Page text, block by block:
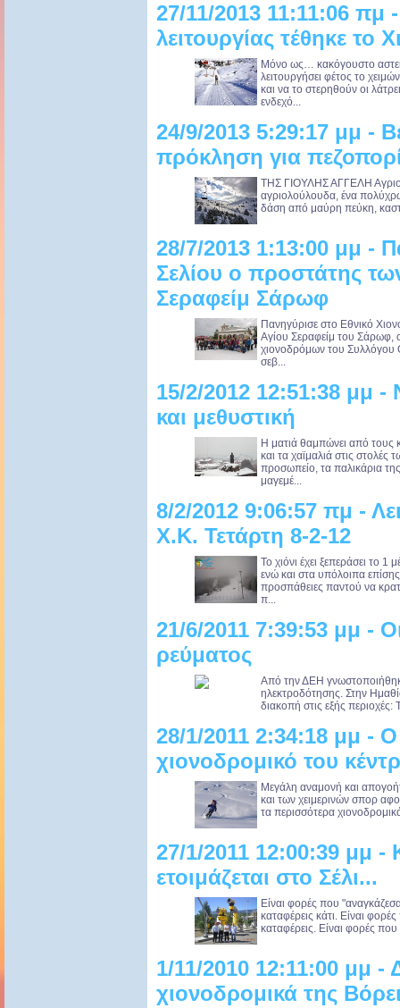
27/11/2013 11:11:06 πμ
λειτουργίας τέθηκε το
Μόνο ως… κακόγουστο
λειτουργήσει φέτος το
και να το στερηθούν οι
ενδεχό...
24/9/2013 5:29:17 μμ -
πρόκληση για
ΤΗΣ ΓΙΟΥΛΗΣ ΑΓΓΕΛΗ
αγριολούλουδα, ένα
δάση από μαύρη πεύκη,
28/7/2013 1:13:00 μμ -
Σελίου ο προστάτης
Σεραφείμ Σάρωφ
Πανηγύρισε στο Εθνικό
Αγίου Σεραφείμ του Σάρωφ,
χιονοδρόμων του Συλλόγου
σεβ...
15/2/2012 12:51:38 μμ
και μεθυστική
Η ματιά θαμπώνει από τους
και τα χαϊμαλιά στις
προσωπείο, τα παλικάρια
μαγεμέ...
8/2/2012 9:06:57 πμ -
Χ.Κ. Τετάρτη 8-2-12
Το χιόνι έχει ξεπεράσει το
ενώ και στα υπόλοιπα
προσπάθειες παντού να
π...
21/6/2011 7:39:53 μμ -
ρεύματος
Από την ΔΕΗ
ηλεκτροδότησης. Στην
διακοπή στις εξής
28/1/2011 2:34:18 μμ - Ο
χιονοδρομικό του
Μεγάλη αναμονή και
και των χειμερινών σπορ
τα περισσότερα
27/1/2011 12:00:39 μμ -
ετοιμάζεται στο Σέλι...
Είναι φορές που
καταφέρεις κάτι. Είναι
καταφέρεις. Είναι φορές
1/11/2010 12:11:00 μμ -
χιονοδρομικά της